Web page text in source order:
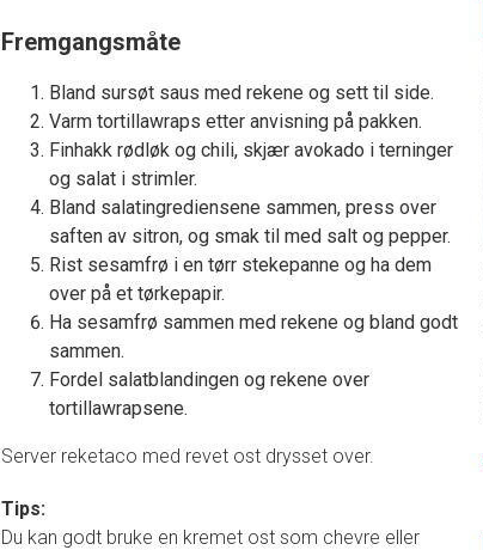
Fremgangsmåte
Bland sursøt saus med rekene og sett til side.
Varm tortillawraps etter anvisning på pakken.
Finhakk rødløk og chili, skjær avokado i terninger
og salat i strimler.
Bland salatingrediensene sammen, press over
saften av sitron, og smak til med salt og pepper.
Rist sesamfrø i en tørr stekepanne og ha dem
over på et tørkepapir.
Ha sesamfrø sammen med rekene og bland godt
sammen.
Fordel salatblandingen og rekene over
tortillawrapsene.
Server reketaco med revet ost drysset over.
Tips:
Du kan godt bruke en kremet ost som chevre eller